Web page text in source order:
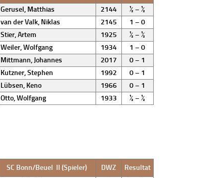
Gerusel, Matthias 2144
½ – ½
van der Valk, Niklas 2145
1 – 0
Stier, Artem 1925
½ – ½
Weiler, Wolfgang 1934
1 – 0
Mittmann, Johannes 2017
0 – 1
Kutzner, Stephen 1992
0 – 1
Lübsen, Keno 1966
0 – 1
Otto, Wolfgang 1933 ½ – ½
SC Bonn/Beuel II (Spieler) DWZ
Resultat